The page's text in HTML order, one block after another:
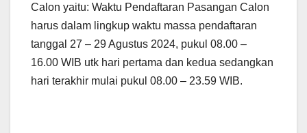
Calon yaitu: Waktu Pendaftaran Pasangan Calon
harus dalam lingkup waktu massa pendaftaran
tanggal 27 – 29 Agustus 2024, pukul 08.00 –
16.00 WIB utk hari pertama dan kedua sedangkan
hari terakhir mulai pukul 08.00 – 23.59 WIB.